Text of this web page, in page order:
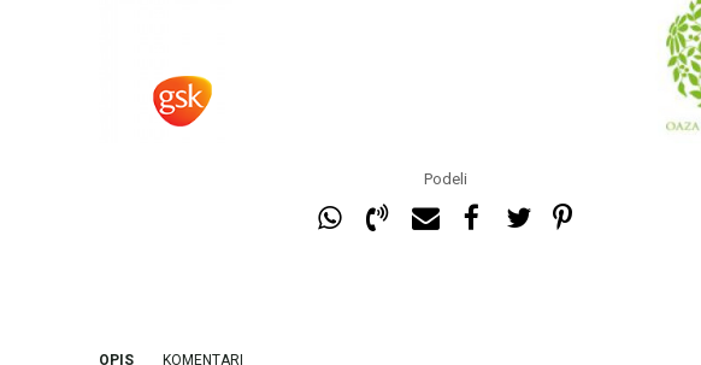
Podeli
OPIS KOMENTARI